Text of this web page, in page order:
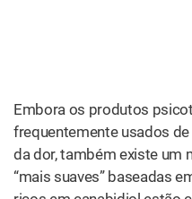
de forma mais direto.
uma maneira comprovada
conseguir levar
compostos como
CBDA e
sistema endocanabinoide